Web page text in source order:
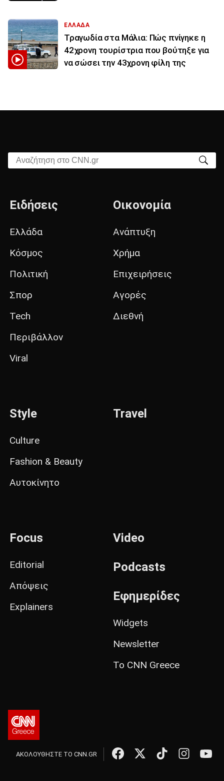
ΕΛΛΑΔΑ
Τραγωδία στα Μάλια: Πώς πνίγηκε η
42χρονη τουρίστρια που βούτηξε για
να σώσει την 43χρονη φίλη της
Αναζήτηση στο CNN.gr
Ειδήσεις
Ελλάδα
Κόσμος
Πολιτική
Σπορ
Tech
Περιβάλλον
Viral
Οικονομία
Ανάπτυξη
Χρήμα
Επιχειρήσεις
Αγορές
Διεθνή
Style
Culture
Fashion & Beauty
Αυτοκίνητο
Travel
Focus
Editorial
Απόψεις
Explainers
Video
Podcasts
Εφημερίδες
Widgets
Newsletter
Το CNN Greece
ΑΚΟΛΟΥΘΗΣΤΕ ΤΟ CNN.GR